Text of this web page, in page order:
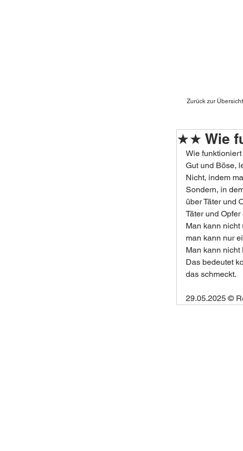
Zurück zur
★★ Wie
Wie
Gut und Böse,
Nicht, indem
Sondern, in
über Täter und
Täter und Opfer
Man kann
man kann nur
Man kann
Das bedeutet
das schmeckt.
29.05.2025 ©